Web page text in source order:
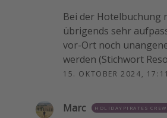
Bei der Hotelbuchung
übrigends sehr
vor-Ort noch
werden (Stichwort
15. OKTOBER 2024, 17:11
Marc HOLIDAYPIRATES CREW